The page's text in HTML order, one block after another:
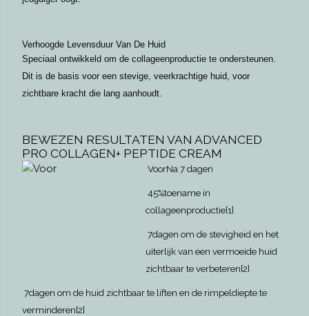
Verhoogde Levensduur Van De Huid
Speciaal ontwikkeld om de collageenproductie te ondersteunen.
Dit is de basis voor een stevige, veerkrachtige huid, voor
zichtbare kracht die lang aanhoudt.
BEWEZEN RESULTATEN VAN ADVANCED
PRO COLLAGEN+ PEPTIDE CREAM
VoorNa 7 dagen
45%toename in
collageenproductie[1]
7dagen om de stevigheid en het
uiterlijk van een vermoeide huid
zichtbaar te verbeteren[2]
7dagen om de huid zichtbaar te liften en de rimpeldiepte te
verminderen[2]